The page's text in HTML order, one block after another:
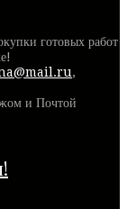
готовых работ
,
и Почтой